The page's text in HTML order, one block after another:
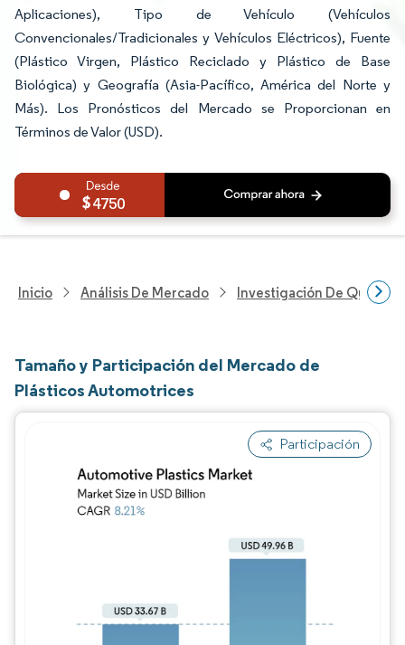
Aplicaciones), Tipo de Vehículo (Vehículos
Convencionales/Tradicionales y Vehículos Eléctricos), Fuente
(Plástico Virgen, Plástico Reciclado y Plástico de Base
Biológica) y Geografía (Asia-Pacífico, América del Norte y
Más). Los Pronósticos del Mercado se Proporcionan en
Términos de Valor (USD).
4750
Inicio Análisis De Mercado Investigación De
Tamaño y Participación del Mercado de
Plásticos Automotrices
Participación